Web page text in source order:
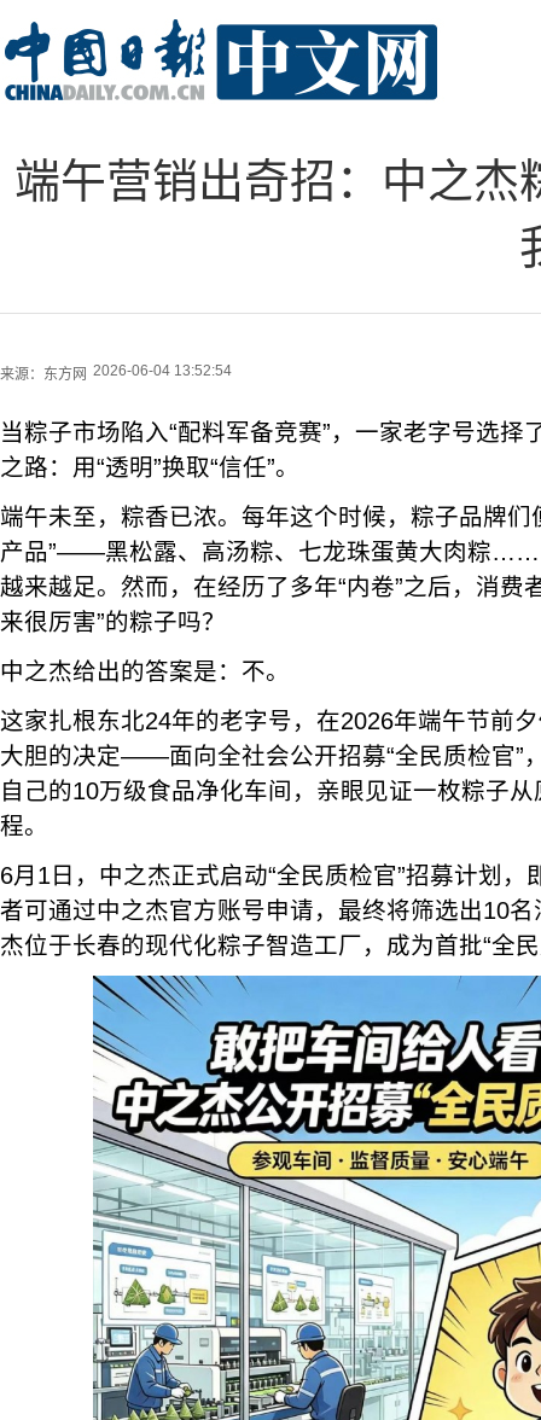
端午营销出奇招：中之杰
来源： 东方网 2026-06-04 13:52:54
当粽子市场陷入“配料军备竞赛”，一家老字号选择
之路：用“透明”换取“信任”。
端午未至，粽香已浓。每年这个时候，粽子品牌们
产品”——黑松露、高汤粽、七龙珠蛋黄大肉粽……
越来越足。然而，在经历了多年“内卷”之后，消费
来很厉害”的粽子吗？
中之杰给出的答案是：不。
这家扎根东北24年的老字号，在2026年端午节前
大胆的决定——面向全社会公开招募“全民质检官”
自己的10万级食品净化车间，亲眼见证一枚粽子
程。
6月1日，中之杰正式启动“全民质检官”招募计划，
者可通过中之杰官方账号申请，最终将筛选出10
杰位于长春的现代化粽子智造工厂，成为首批“全